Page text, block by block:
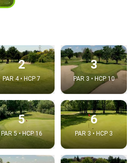
2
PAR 4 • HCP 7
3
PAR 3 • HCP 10
5
PAR 5 • HCP 16
6
PAR 3 • HCP 3